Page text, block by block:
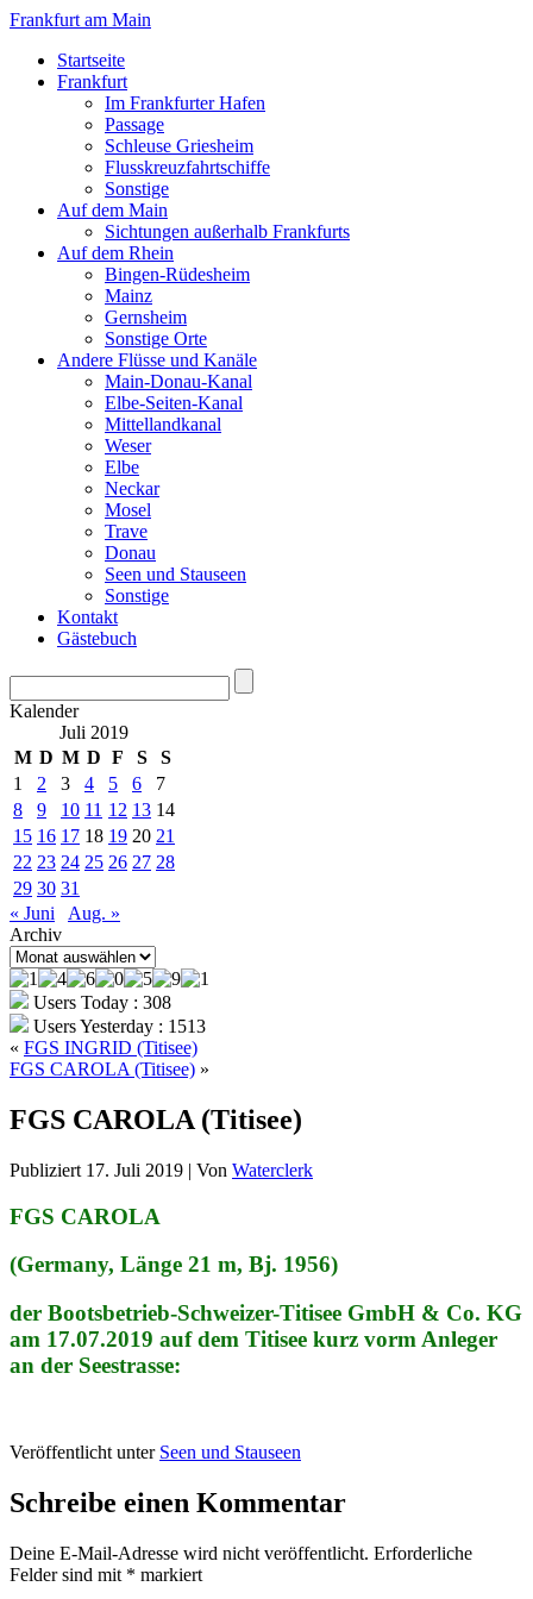
Frankfurt am Main
Startseite
Frankfurt
Im Frankfurter Hafen
Passage
Schleuse Griesheim
Flusskreuzfahrtschiffe
Sonstige
Auf dem Main
Sichtungen außerhalb Frankfurts
Auf dem Rhein
Bingen-Rüdesheim
Mainz
Gernsheim
Sonstige Orte
Andere Flüsse und Kanäle
Main-Donau-Kanal
Elbe-Seiten-Kanal
Mittellandkanal
Weser
Elbe
Neckar
Mosel
Trave
Donau
Seen und Stauseen
Sonstige
Kontakt
Gästebuch
Kalender
Juli 2019
M D M D F S
S
1
2 3 4 5 6
7
8
9 10 11 12 13 14
15 16 17 18 19 20 21
22 23 24 25 26 27 28
29 30 31
« Juni
Aug. »
Archiv
Archiv
Users Today : 308
Users Yesterday : 1513
« FGS INGRID (Titisee)
FGS CAROLA (Titisee) »
FGS CAROLA (Titisee)
Publiziert 17. Juli 2019 | Von Waterclerk
FGS CAROLA
(Germany, Länge 21 m, Bj. 1956)
der Bootsbetrieb-Schweizer-Titisee GmbH & Co. KG
am 17.07.2019 auf dem Titisee kurz vorm Anleger
an der Seestrasse:
Veröffentlicht unter Seen und Stauseen
Schreibe einen Kommentar
Deine E-Mail-Adresse wird nicht veröffentlicht. Erforderliche
Felder sind mit * markiert